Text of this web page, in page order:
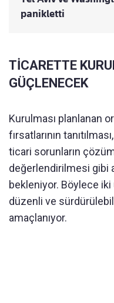
panikletti
TİCARETTE
GÜÇLENECEK
Kurulması planlanan
fırsatlarının
ticari sorunların
değerlendirilmesi gibi
bekleniyor. Böylece iki
düzenli ve
amaçlanıyor.